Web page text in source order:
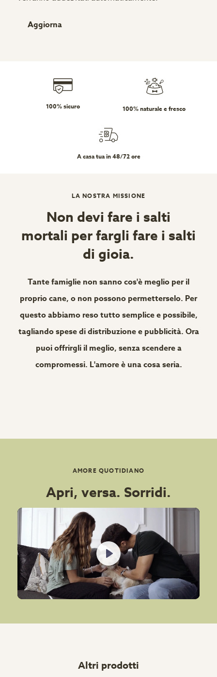
Aggiorna
100% sicuro 100% naturale e fresco
A casa tua in 48/72 ore
LA NOSTRA MISSIONE
Non devi fare i salti
mortali per fargli fare i salti
di gioia.
Tante famiglie non sanno cos'è meglio per il
proprio cane, o non possono permetterselo. Per
questo abbiamo reso tutto semplice e possibile,
tagliando spese di distribuzione e pubblicità. Ora
puoi offrirgli il meglio, senza scendere a
compromessi. L'amore è una cosa seria.
AMORE QUOTIDIANO
Apri, versa. Sorridi.
Play
Altri prodotti